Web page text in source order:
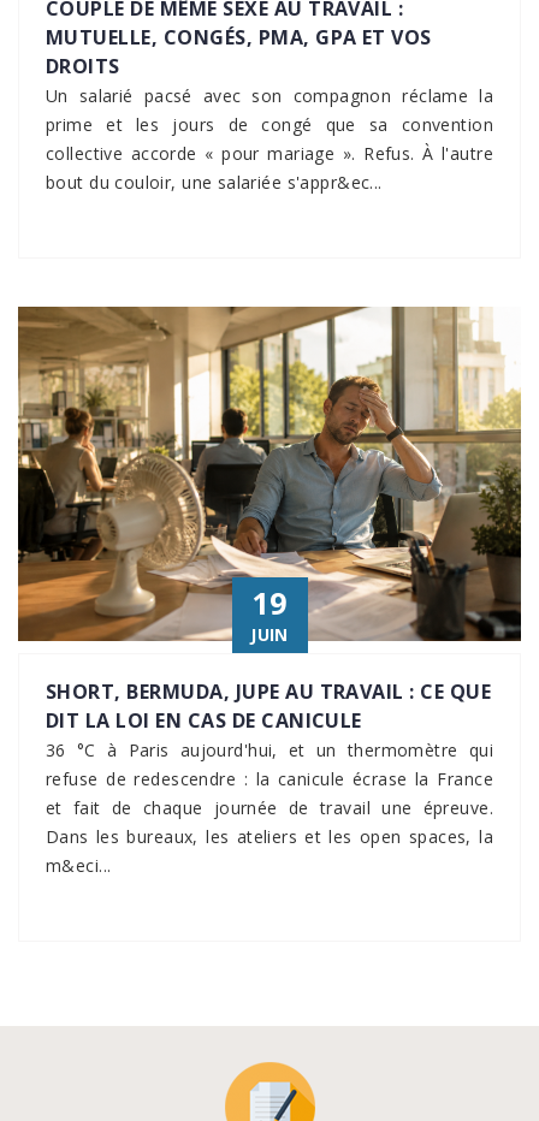
COUPLE DE MÊME SEXE AU TRAVAIL :
MUTUELLE, CONGÉS, PMA, GPA ET VOS
DROITS
Un salarié pacsé avec son compagnon réclame la
prime et les jours de congé que sa convention
collective accorde « pour mariage ». Refus. À l'autre
bout du couloir, une salariée s'appr&ec...
19
JUIN
SHORT, BERMUDA, JUPE AU TRAVAIL : CE QUE
DIT LA LOI EN CAS DE CANICULE
36 °C à Paris aujourd'hui, et un thermomètre qui
refuse de redescendre : la canicule écrase la France
et fait de chaque journée de travail une épreuve.
Dans les bureaux, les ateliers et les open spaces, la
m&eci...